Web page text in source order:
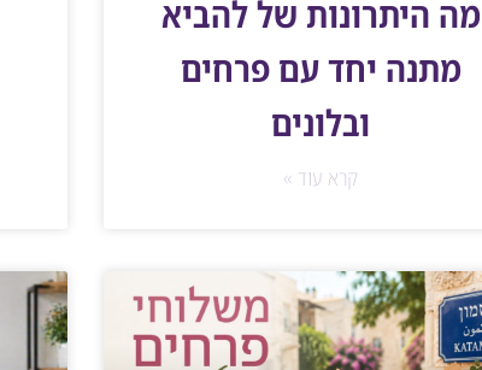
מה היתרונות של להביא
מתנה יחד עם פרחים
ובלונים
קרא עוד »